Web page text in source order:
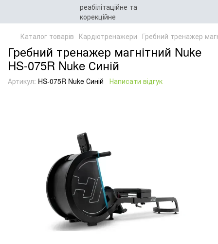
Каталог товарів Кардіотренажери Гребний тренажер
Гребний тренажер магнітний Nuke
HS-075R Nuke Синій
Артикул: HS-075R Nuke Синій Написати відгук